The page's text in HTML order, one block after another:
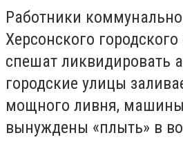
Работники
Херсонского городского
спешат ликвидировать
городские улицы
мощного ливня,
вынуждены «плыть» в